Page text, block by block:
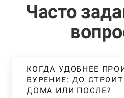
Часто
КОГДА УДОБНЕЕ
БУРЕНИЕ: ДО
ДОМА ИЛИ ПОСЛЕ?